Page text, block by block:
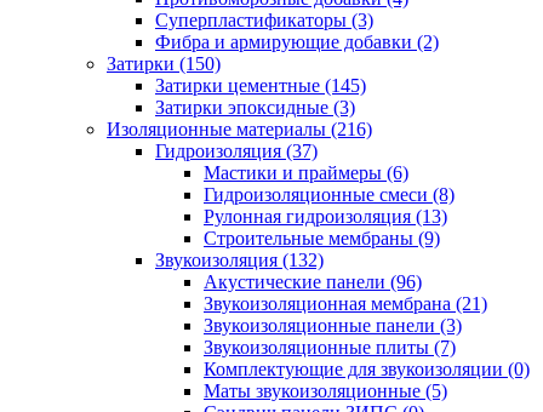
Суперпластификаторы (3)
Фибра и армирующие добавки (2)
Затирки (150)
Затирки цементные (145)
Затирки эпоксидные (3)
Изоляционные материалы (216)
Гидроизоляция (37)
Мастики и праймеры (6)
Гидроизоляционные смеси (8)
Рулонная гидроизоляция (13)
Строительные мембраны (9)
Звукоизоляция (132)
Акустические панели (96)
Звукоизоляционная мембрана (21)
Звукоизоляционные панели (3)
Звукоизоляционные плиты (7)
Комплектующие для звукоизоляции (0)
Маты звукоизоляционные (5)